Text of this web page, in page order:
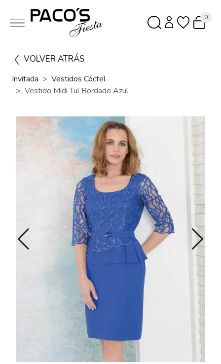
0
VOLVER ATRÁS
Invitada
Vestidos Cóctel
Vestido Midi Tul Bordado Azul